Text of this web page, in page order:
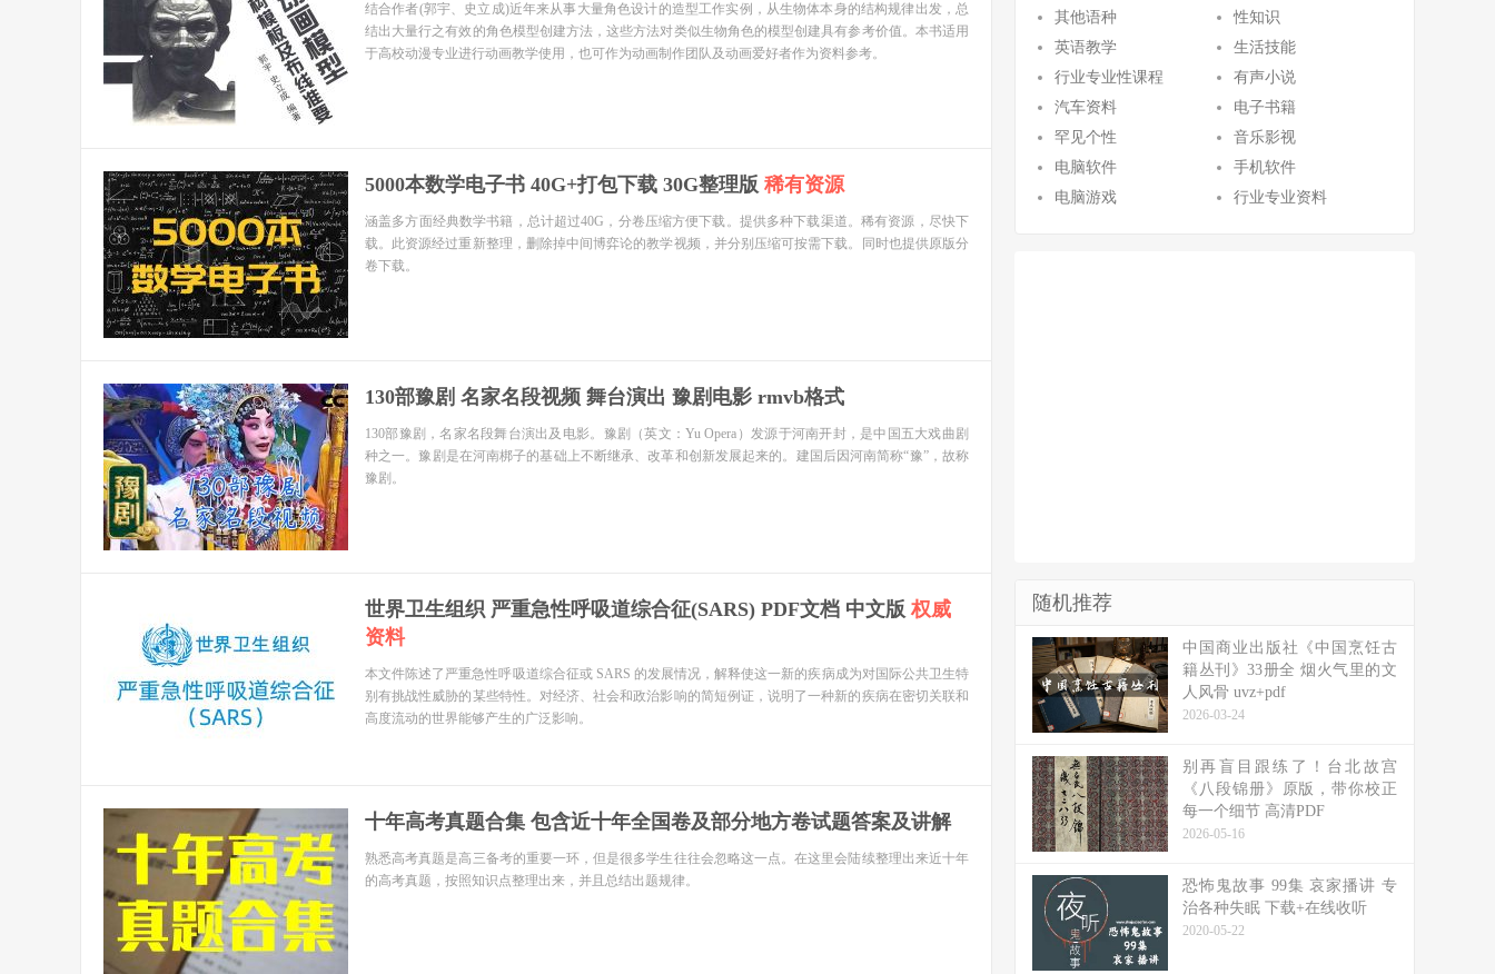
结合作者(郭宇、史立成)近年来从事大量角色设计的造型工作实例，从生物体本身的结构规律出发，总
结出大量行之有效的角色模型创建方法，这些方法对类似生物角色的模型创建具有参考价值。本书适用
于高校动漫专业进行动画教学使用，也可作为动画制作团队及动画爱好者作为资料参考。
5000本数学电子书 40G+打包下载 30G整理版 稀有资源
涵盖多方面经典数学书籍，总计超过40G，分卷压缩方便下载。提供多种下载渠道。稀有资源，尽快下
载。此资源经过重新整理，删除掉中间博弈论的教学视频，并分别压缩可按需下载。同时也提供原版分
卷下载。
130部豫剧 名家名段视频 舞台演出 豫剧电影 rmvb格式
130部豫剧，名家名段舞台演出及电影。豫剧（英文：Yu Opera）发源于河南开封，是中国五大戏曲剧
种之一。豫剧是在河南梆子的基础上不断继承、改革和创新发展起来的。建国后因河南简称“豫”，故称
豫剧。
世界卫生组织 严重急性呼吸道综合征(SARS) PDF文档 中文版权威
资料
本文件陈述了严重急性呼吸道综合征或 SARS 的发展情况，解释使这一新的疾病成为对国际公共卫生特
别有挑战性威胁的某些特性。对经济、社会和政治影响的简短例证，说明了一种新的疾病在密切关联和
高度流动的世界能够产生的广泛影响。
十年高考真题合集 包含近十年全国卷及部分地方卷试题答案及讲解
熟悉高考真题是高三备考的重要一环，但是很多学生往往会忽略这一点。在这里会陆续整理出来近十年
的高考真题，按照知识点整理出来，并且总结出题规律。
其他语种
性知识
英语教学
生活技能
行业专业性课程
有声小说
汽车资料
电子书籍
罕见个性
音乐影视
电脑软件
手机软件
电脑游戏
行业专业资料
随机推荐
中国商业出版社《中国烹饪古
籍丛刊》33册全 烟火气里的文
人风骨 uvz+pdf
2026-03-24
别再盲目跟练了！台北故宫
《八段锦册》原版，带你校正
每一个细节 高清PDF
2026-05-16
恐怖鬼故事 99集 哀家播讲 专
治各种失眠 下载+在线收听
2020-05-22